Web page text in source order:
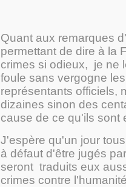
Quant aux remarques
permettant de dire à la
crimes si odieux, je ne
foule sans vergogne
représentants officiels,
dizaines sinon des
cause de ce qu'ils sont
J'espère qu'un jour
à défaut d'être jugés
seront traduits eux
crimes contre